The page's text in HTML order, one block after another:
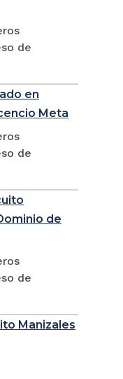
de
en
Meta
de
de
de
Manizales